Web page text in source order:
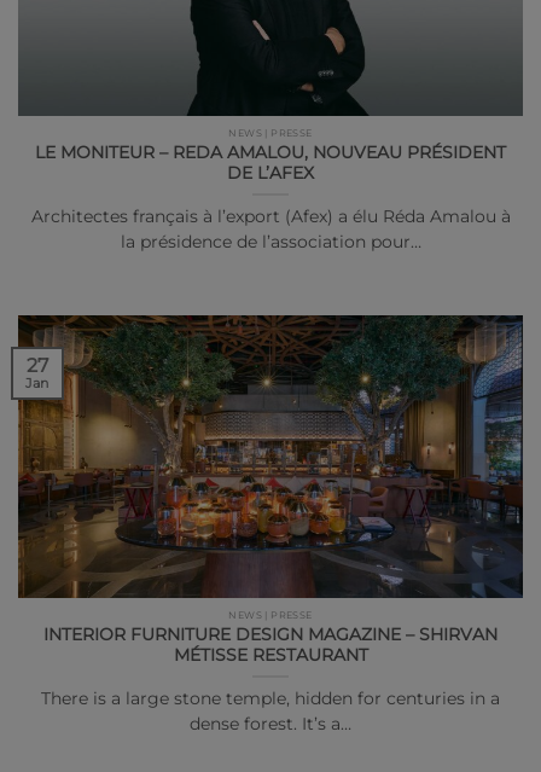
NEWS | PRESSE
LE MONITEUR – REDA AMALOU, NOUVEAU PRÉSIDENT
DE L’AFEX
Architectes français à l’export (Afex) a élu Réda Amalou à
la présidence de l’association pour…
NEWS | PRESSE
INTERIOR FURNITURE DESIGN MAGAZINE – SHIRVAN
MÉTISSE RESTAURANT
There is a large stone temple, hidden for centuries in a
dense forest. It’s a…
27
Jan